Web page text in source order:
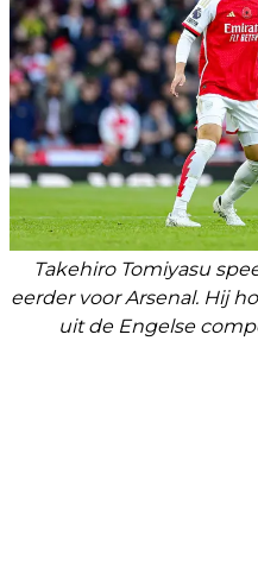
Takehiro Tomiyasu
eerder voor Arsenal. Hij
uit de Engelse